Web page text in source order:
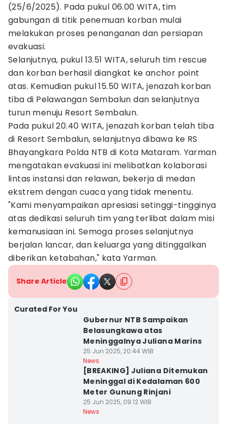
(25/6/2025). Pada pukul 06.00 WITA, tim
gabungan di titik penemuan korban mulai
melakukan proses penanganan dan persiapan
evakuasi.
Selanjutnya, pukul 13.51 WITA, seluruh tim rescue
dan korban berhasil diangkat ke anchor point
atas. Kemudian pukul 15.50 WITA, jenazah korban
tiba di Pelawangan Sembalun dan selanjutnya
turun menuju Resort Sembalun.
Pada pukul 20.40 WITA, jenazah korban telah tiba
di Resort Sembalun, selanjutnya dibawa ke RS
Bhayangkara Polda NTB di Kota Mataram. Yarman
mengatakan evakuasi ini melibatkan kolaborasi
lintas instansi dan relawan, bekerja di medan
ekstrem dengan cuaca yang tidak menentu.
"Kami menyampaikan apresiasi setinggi-tingginya
atas dedikasi seluruh tim yang terlibat dalam misi
kemanusiaan ini. Semoga proses selanjutnya
berjalan lancar, dan keluarga yang ditinggalkan
diberikan ketabahan," kata Yarman.
Share Article
Curated For You
Gubernur NTB Sampaikan
Belasungkawa atas
Meninggalnya Juliana Marins
25 Jun 2025, 20:44 WIB
News
[BREAKING] Juliana Ditemukan
Meninggal di Kedalaman 600
Meter Gunung Rinjani
25 Jun 2025, 09:12 WIB
News